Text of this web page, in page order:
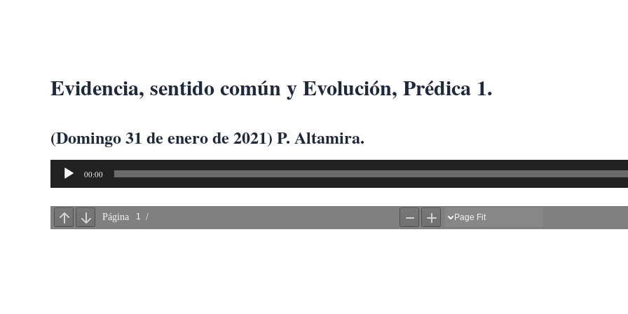
Evidencia, sentido común y Evolución, Prédica 1.
(Domingo 31 de enero de 2021) P. Altamira.
Reproductor
de
audio
00:00